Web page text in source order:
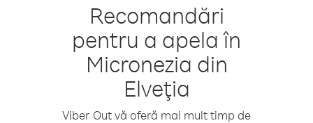
Recomandări
pentru a apela în
Micronezia din
Elveţia
Viber Out vă oferă mai mult timp de